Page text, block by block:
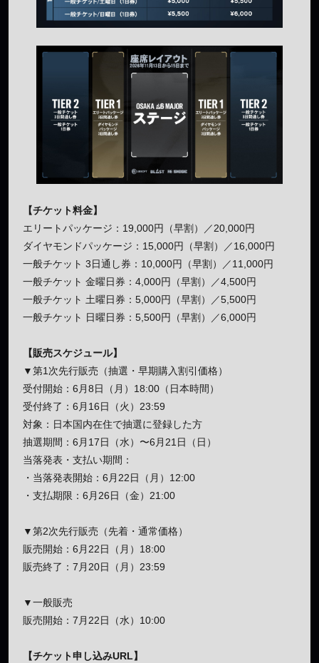
【チケット料金】
エリートパッケージ：19,000円（早割）／20,000円
ダイヤモンドパッケージ：15,000円（早割）／16,000円
一般チケット 3日通し券：10,000円（早割）／11,000円
一般チケット 金曜日券：4,000円（早割）／4,500円
一般チケット 土曜日券：5,000円（早割）／5,500円
一般チケット 日曜日券：5,500円（早割）／6,000円
【販売スケジュール】
▼第1次先行販売（抽選・早期購入割引価格）
受付開始：6月8日（月）18:00（日本時間）
受付終了：6月16日（火）23:59
対象：日本国内在住で抽選に登録した方
抽選期間：6月17日（水）〜6月21日（日）
当落発表・支払い期間：
・当落発表開始：6月22日（月）12:00
・支払期限：6月26日（金）21:00
▼第2次先行販売（先着・通常価格）
販売開始：6月22日（月）18:00
販売終了：7月20日（月）23:59
▼一般販売
販売開始：7月22日（水）10:00
【チケット申し込みURL】